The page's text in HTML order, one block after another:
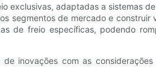
exclusivas, adaptadas a sistemas
segmentos de mercado e construir
de freio específicas, podendo
inovações com as considerações